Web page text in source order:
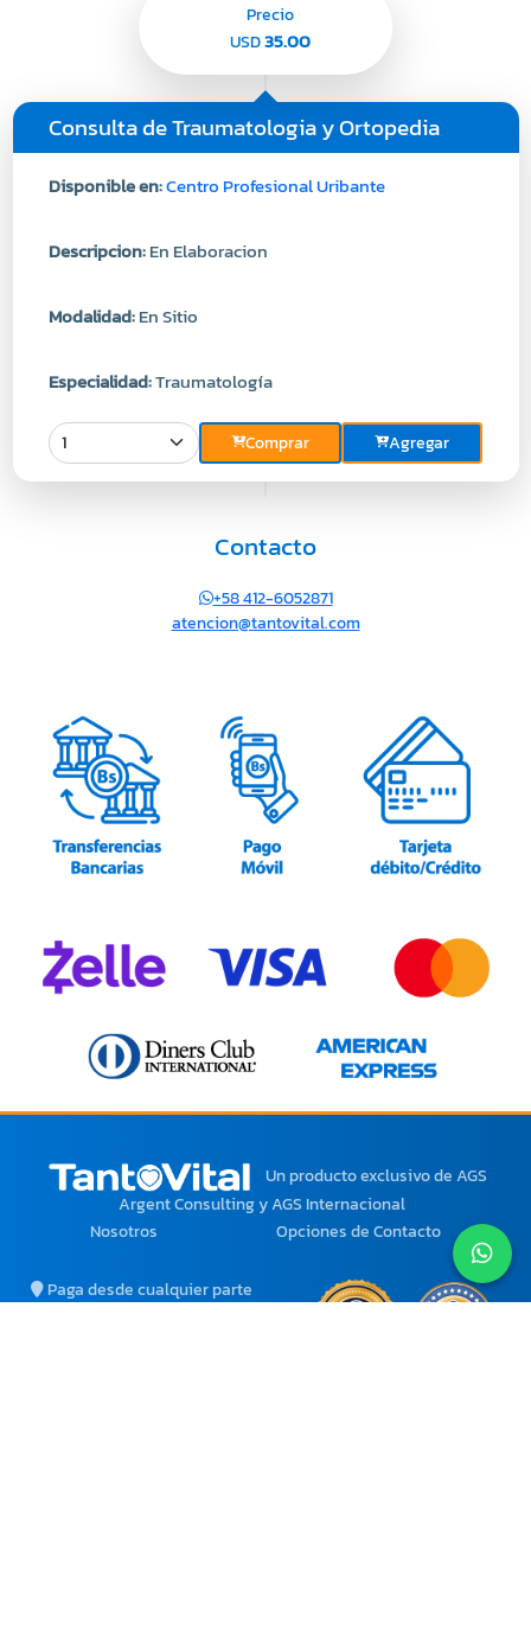
Consulta de Traumatologia y Ortopedia
Disponible en:Centro Profesional Uribante
Descripcion:En Elaboracion
Modalidad:En Sitio
Especialidad:Traumatología
Comprar Agregar
Precio
USD35.00
Contacto
+58 412-6052871
atencion@tantovital.com
Un producto exclusivode AGS
Argent Consulting y AGS Internacional
Nosotros
Opciones de Contacto
Paga desde cualquier parte